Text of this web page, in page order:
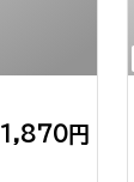
1,870円